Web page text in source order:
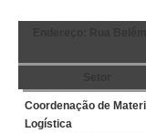
Seções
Turmas
Coordenação de
Logística